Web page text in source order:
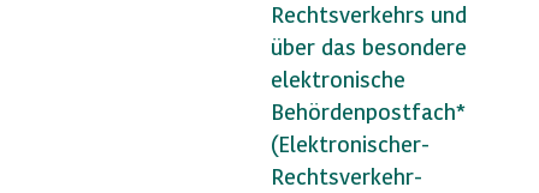
Rechtsverkehrs und
über das besondere
elektronische
Behördenpostfach*
(Elektronischer-
Rechtsverkehr-